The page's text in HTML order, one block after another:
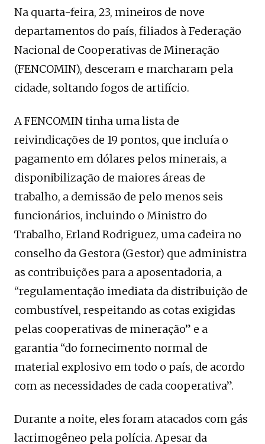
Na quarta-feira, 23, mineiros de nove
departamentos do país, filiados à Federação
Nacional de Cooperativas de Mineração
(FENCOMIN), desceram e marcharam pela
cidade, soltando fogos de artifício.
A FENCOMIN tinha uma lista de
reivindicações de 19 pontos, que incluía o
pagamento em dólares pelos minerais, a
disponibilização de maiores áreas de
trabalho, a demissão de pelo menos seis
funcionários, incluindo o Ministro do
Trabalho, Erland Rodriguez, uma cadeira no
conselho da Gestora (Gestor) que administra
as contribuições para a aposentadoria, a
“regulamentação imediata da distribuição de
combustível, respeitando as cotas exigidas
pelas cooperativas de mineração” e a
garantia “do fornecimento normal de
material explosivo em todo o país, de acordo
com as necessidades de cada cooperativa”.
Durante a noite, eles foram atacados com gás
lacrimogêneo pela polícia. Apesar da